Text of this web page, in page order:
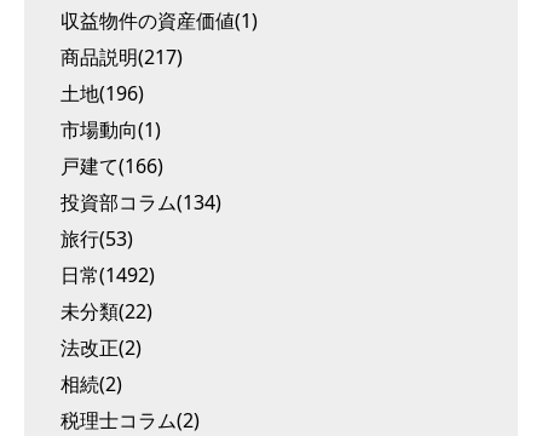
収益物件の資産価値(1)
商品説明(217)
土地(196)
市場動向(1)
戸建て(166)
投資部コラム(134)
旅行(53)
日常(1492)
未分類(22)
法改正(2)
相続(2)
税理士コラム(2)